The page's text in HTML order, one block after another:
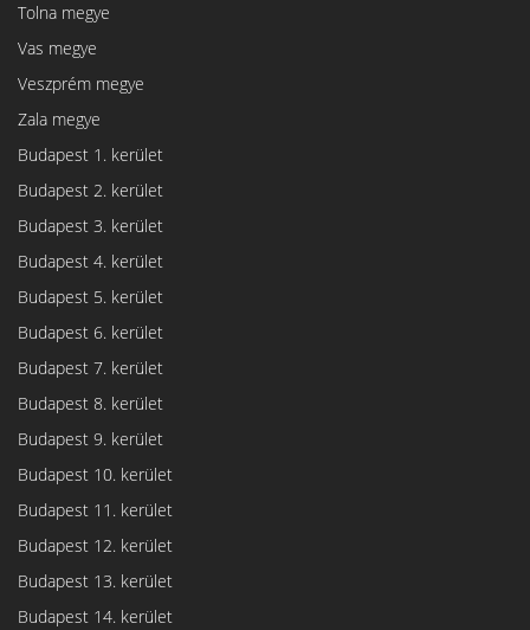
Tolna megye
Vas megye
Veszprém megye
Zala megye
Budapest 1. kerület
Budapest 2. kerület
Budapest 3. kerület
Budapest 4. kerület
Budapest 5. kerület
Budapest 6. kerület
Budapest 7. kerület
Budapest 8. kerület
Budapest 9. kerület
Budapest 10. kerület
Budapest 11. kerület
Budapest 12. kerület
Budapest 13. kerület
Budapest 14. kerület